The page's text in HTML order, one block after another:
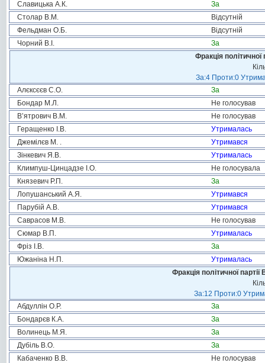
Славицька А.К.
За
Столар В.М.
Відсутній
Фельдман О.Б.
Відсутній
Чорний В.І.
За
Фракція
За:4 Проти:0
Алєксєєв С.О.
За
Бондар М.Л.
Не голосував
В’ятрович В.М.
Не голосував
Геращенко І.В.
Утрималась
Джемілєв М. .
Утримався
Зінкевич Я.В.
Утрималась
Климпуш-Цинцадзе І.О.
Не голосувала
Князевич Р.П.
За
Лопушанський А.Я.
Утримався
Парубій А.В.
Утримався
Саврасов М.В.
Не голосував
Сюмар В.П.
Утрималась
Фріз І.В.
За
Южаніна Н.П.
Утрималась
Фракція політичної
За:12 Проти:0
Абдуллін О.Р.
За
Бондарєв К.А.
За
Волинець М.Я.
За
Дубіль В.О.
За
Кабаченко В.В.
Не голосував